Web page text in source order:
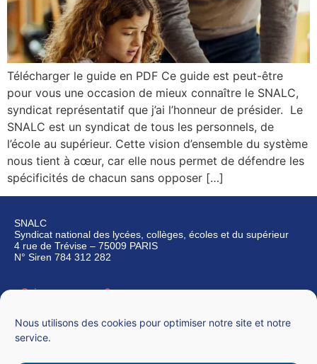
Nous utilisons des cookies pour optimiser notre site et notre
service.
Télécharger le guide en PDF Ce guide est peut-être
pour vous une occasion de mieux connaître le SNALC,
syndicat représentatif que j’ai l’honneur de présider. Le
SNALC est un syndicat de tous les personnels, de
l’école au supérieur. Cette vision d’ensemble du système
nous tient à cœur, car elle nous permet de défendre les
spécificités de chacun sans opposer […]
SNALC
Syndicat national des lycées, collèges, écoles et du supérieur
4 rue de Trévise – 75009 PARIS
N° Siren 784 312 282
Qui sommes-nous ?